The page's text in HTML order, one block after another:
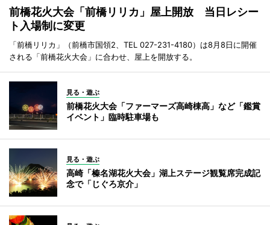
前橋花火大会「前橋リリカ」屋上開放 当日レシー
ト入場制に変更
「前橋リリカ」（前橋市国領2、TEL 027-231-4180）は8月8日に開催
される「前橋花火大会」に合わせ、屋上を開放する。
見る・遊ぶ
前橋花火大会「ファーマーズ高崎棟高」など「鑑賞
イベント」臨時駐車場も
見る・遊ぶ
高崎「榛名湖花火大会」湖上ステージ観覧席完成記
念で「じぐろ京介」